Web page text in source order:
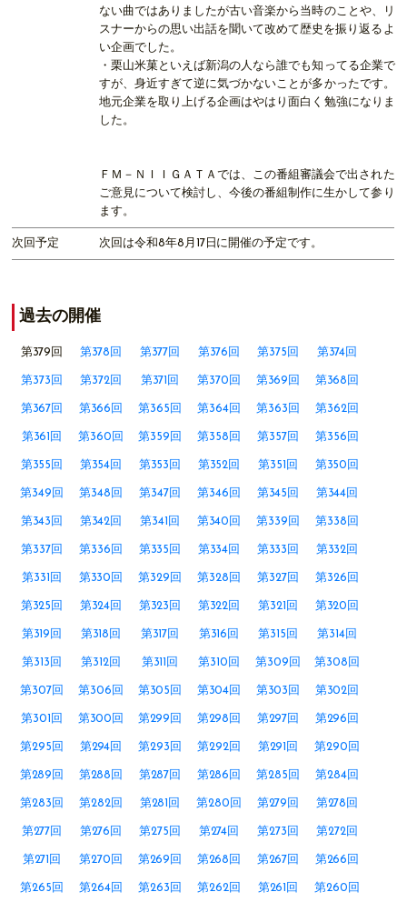
ない曲ではありましたが古い音楽から当時のことや、リ
スナーからの思い出話を聞いて改めて歴史を振り返るよ
い企画でした。
・栗山米菓といえば新潟の人なら誰でも知ってる企業で
すが、身近すぎて逆に気づかないことが多かったです。
地元企業を取り上げる企画はやはり面白く勉強になりま
した。
ＦＭ－ＮＩＩＧＡＴＡでは、この番組審議会で出された
ご意見について検討し、今後の番組制作に生かして参り
ます。
次回予定 次回は令和8年8月17日に開催の予定です。
過去の開催
第379回 第378回 第377回 第376回 第375回 第374回
第373回 第372回 第371回 第370回 第369回 第368回
第367回 第366回 第365回 第364回 第363回 第362回
第361回 第360回 第359回 第358回 第357回 第356回
第355回 第354回 第353回 第352回 第351回 第350回
第349回 第348回 第347回 第346回 第345回 第344回
第343回 第342回 第341回 第340回 第339回 第338回
第337回 第336回 第335回 第334回 第333回 第332回
第331回 第330回 第329回 第328回 第327回 第326回
第325回 第324回 第323回 第322回 第321回 第320回
第319回 第318回 第317回 第316回 第315回 第314回
第313回 第312回 第311回 第310回 第309回 第308回
第307回 第306回 第305回 第304回 第303回 第302回
第301回 第300回 第299回 第298回 第297回 第296回
第295回 第294回 第293回 第292回 第291回 第290回
第289回 第288回 第287回 第286回 第285回 第284回
第283回 第282回 第281回 第280回 第279回 第278回
第277回 第276回 第275回 第274回 第273回 第272回
第271回 第270回 第269回 第268回 第267回 第266回
第265回 第264回 第263回 第262回 第261回 第260回